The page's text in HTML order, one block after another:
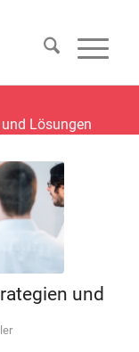
Lösungen
und